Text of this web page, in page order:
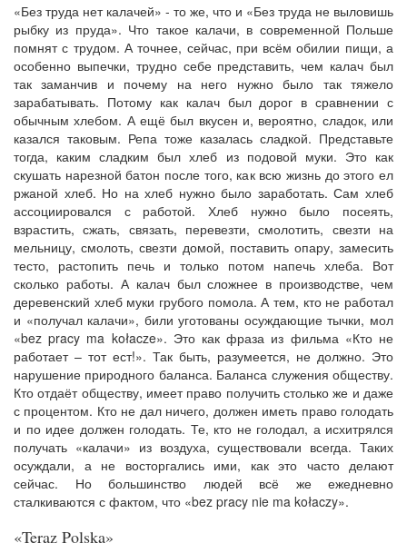
«Без труда нет калачей» - то же, что и «Без труда не выловишь
рыбку из пруда». Что такое калачи, в современной Польше
помнят с трудом. А точнее, сейчас, при всём обилии пищи, а
особенно выпечки, трудно себе представить, чем калач был
так заманчив и почему на него нужно было так тяжело
зарабатывать. Потому как калач был дорог в сравнении с
обычным хлебом. А ещё был вкусен и, вероятно, сладок, или
казался таковым. Репа тоже казалась сладкой. Представьте
тогда, каким сладким был хлеб из подовой муки. Это как
скушать нарезной батон после того, как всю жизнь до этого ел
ржаной хлеб. Но на хлеб нужно было заработать. Сам хлеб
ассоциировался с работой. Хлеб нужно было посеять,
взрастить, сжать, связать, перевезти, смолотить, свезти на
мельницу, смолоть, свезти домой, поставить опару, замесить
тесто, растопить печь и только потом напечь хлеба. Вот
сколько работы. А калач был сложнее в производстве, чем
деревенский хлеб муки грубого помола. А тем, кто не работал
и «получал калачи», били уготованы осуждающие тычки, мол
«bez pracy ma kołacze». Это как фраза из фильма «Кто не
работает – тот ест!». Так быть, разумеется, не должно. Это
нарушение природного баланса. Баланса служения обществу.
Кто отдаёт обществу, имеет право получить столько же и даже
с процентом. Кто не дал ничего, должен иметь право голодать
и по идее должен голодать. Те, кто не голодал, а исхитрялся
получать «калачи» из воздуха, существовали всегда. Таких
осуждали, а не восторгались ими, как это часто делают
сейчас. Но большинство людей всё же ежедневно
сталкиваются с фактом, что «bez pracy nie ma kołaczy».
«Teraz Polska»